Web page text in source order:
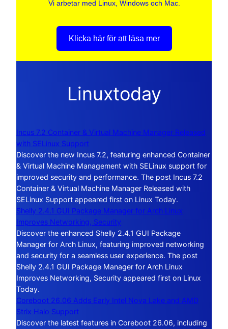
Vi arbetar med Linux, Windows och Mac.
Klicka här för att läsa mer
Linuxtoday
Incus 7.2 Container & Virtual Machine Manager Released
with SELinux Support
Discover the new Incus 7.2, featuring enhanced Container
& Virtual Machine Management with SELinux support for
improved security and performance. The post Incus 7.2
Container & Virtual Machine Manager Released with
SELinux Support appeared first on Linux Today.
Shelly 2.4.1 GUI Package Manager for Arch Linux
Improves Networking, Security
Discover the enhanced Shelly 2.4.1 GUI Package
Manager for Arch Linux, featuring improved networking
and security for a seamless user experience. The post
Shelly 2.4.1 GUI Package Manager for Arch Linux
Improves Networking, Security appeared first on Linux
Today.
Coreboot 26.06 Adds Early Intel Nova Lake and AMD
Strix Halo Support
Discover the latest features in Coreboot 26.06, including